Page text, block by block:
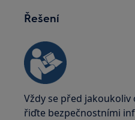
Řešení
Vždy se před
řiďte bezpečnostními